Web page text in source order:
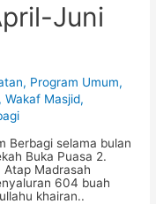
Juni
, Program Umum,
,Wakaf Masjid,
Berbagi selama bulan
Buka Puasa 2.
Atap Madrasah
604 buah
khairan..